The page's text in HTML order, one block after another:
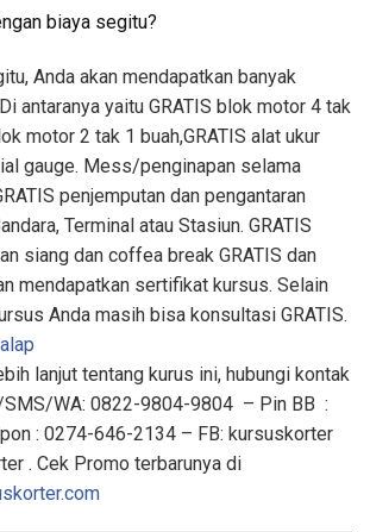
biaya segitu?
Anda akan mendapatkan banyak
antaranya yaitu GRATIS blok motor 4 tak
motor 2 tak 1 buah,GRATIS alat ukur
gauge. Mess/penginapan selama
penjemputan dan pengantaran
Terminal atau Stasiun. GRATIS
siang dan coffea break GRATIS dan
mendapatkan sertifikat kursus. Selain
Anda masih bisa konsultasi GRATIS.
lanjut tentang kurus ini, hubungi kontak
SMS/WA: 0822-9804-9804 – Pin BB :
: 0274-646-2134 – FB: kursuskorter
. Cek Promo terbarunya di